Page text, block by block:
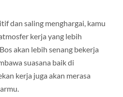
dan saling menghargai, kamu
kerja yang lebih
akan lebih senang bekerja
suasana baik di
kerja juga akan merasa